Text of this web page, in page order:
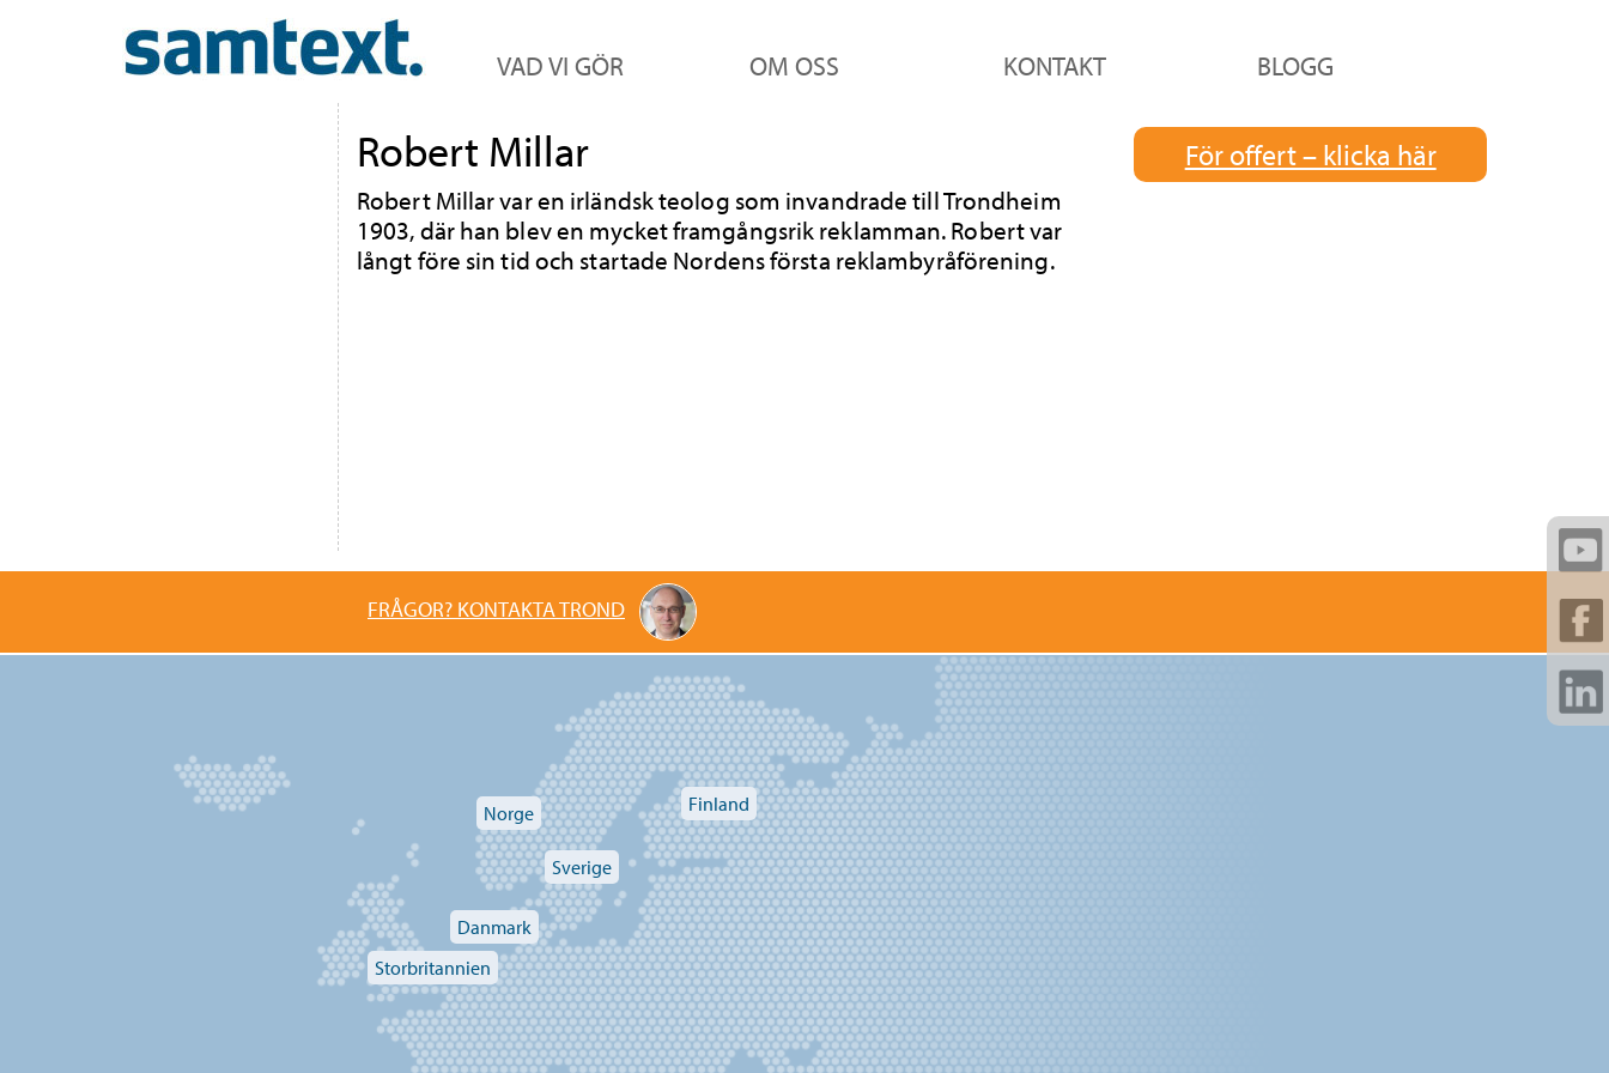
VAD VI GÖR OM OSS KONTAKT BLOGG
Robert Millar
Robert Millar var en irländsk teolog som invandrade till Trondheim
1903, där han blev en mycket framgångsrik reklamman. Robert var
långt före sin tid och startade Nordens första reklambyråförening.
För offert – klicka här
FRÅGOR? KONTAKTA TROND
Norge Finland
Sverige
Storbritannien
Danmark